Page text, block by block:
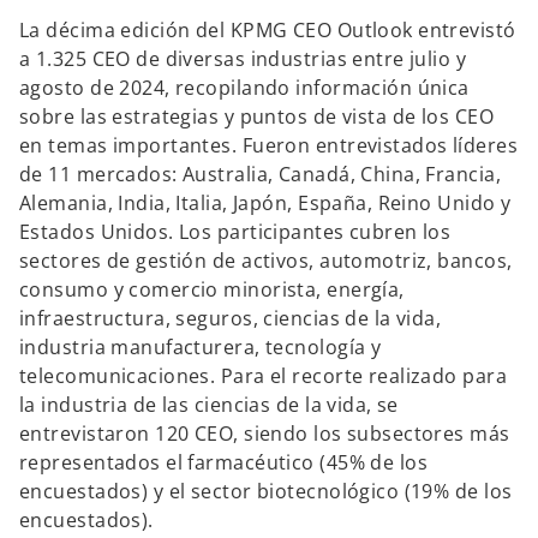
La décima edición del KPMG CEO Outlook entrevistó
a 1.325 CEO de diversas industrias entre julio y
agosto de 2024, recopilando información única
sobre las estrategias y puntos de vista de los CEO
en temas importantes. Fueron entrevistados líderes
de 11 mercados: Australia, Canadá, China, Francia,
Alemania, India, Italia, Japón, España, Reino Unido y
Estados Unidos. Los participantes cubren los
sectores de gestión de activos, automotriz, bancos,
consumo y comercio minorista, energía,
infraestructura, seguros, ciencias de la vida,
industria manufacturera, tecnología y
telecomunicaciones. Para el recorte realizado para
la industria de las ciencias de la vida, se
entrevistaron 120 CEO, siendo los subsectores más
representados el farmacéutico (45% de los
encuestados) y el sector biotecnológico (19% de los
encuestados).